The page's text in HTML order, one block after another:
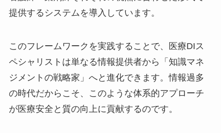
提供するシステムを導入しています。
このフレームワークを実践することで、医療DIス
ペシャリストは単なる情報提供者から「知識マネ
ジメントの戦略家」へと進化できます。情報過多
の時代だからこそ、このような体系的アプローチ
が医療安全と質の向上に貢献するのです。